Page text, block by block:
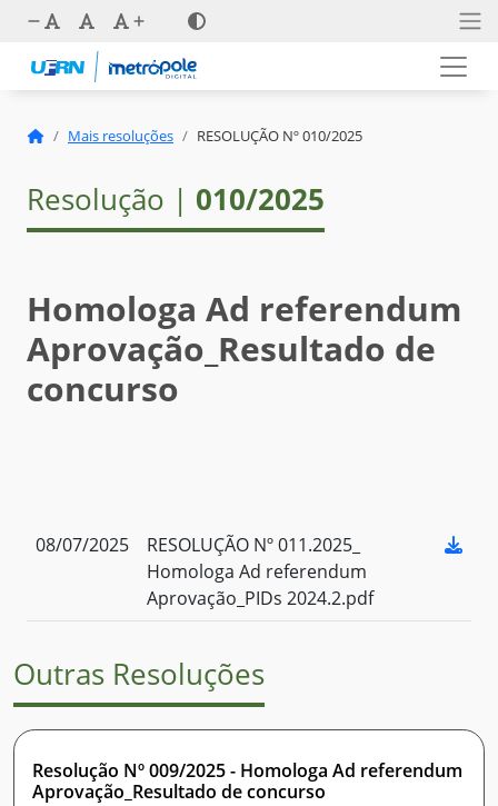
Mais resoluções RESOLUÇÃO Nº 010/2025
Resolução | 010/2025
Homologa Ad referendum
Aprovação_Resultado de
concurso
08/07/2025
RESOLUÇÃO Nº 011.2025_
Homologa Ad referendum
Aprovação_PIDs 2024.2.pdf
Outras Resoluções
Resolução Nº 009/2025 - Homologa Ad referendum
Aprovação_Resultado de concurso